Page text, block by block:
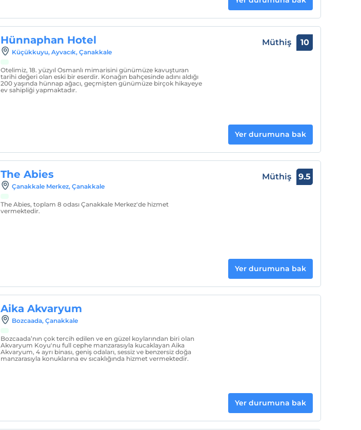
Hünnaphan Hotel
Küçükkuyu, Ayvacık, Çanakkale
Otelimiz, 18. yüzyıl Osmanlı mimarisini günümüze kavuşturan
tarihi değeri olan eski bir eserdir. Konağın bahçesinde adını aldığı
200 yaşında hünnap ağacı, geçmişten günümüze birçok hikayeye
ev sahipliği yapmaktadır.
Müthiş 10
Yer durumuna bak
The Abies
Çanakkale Merkez, Çanakkale
The Abies, toplam 8 odası Çanakkale Merkez'de hizmet
vermektedir.
Müthiş 9.5
Yer durumuna bak
Aika Akvaryum
Bozcaada, Çanakkale
Bozcaada’nın çok tercih edilen ve en güzel koylarından biri olan
Akvaryum Koyu'nu full cephe manzarasıyla kucaklayan Aika
Akvaryum, 4 ayrı binası, geniş odaları, sessiz ve benzersiz doğa
manzarasıyla konuklarına ev sıcaklığında hizmet vermektedir.
Yer durumuna bak